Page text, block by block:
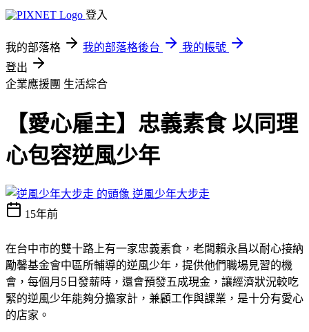
登入
我的部落格 我的部落格後台
我的帳號
登出
企業應援團 生活綜合
【愛心雇主】忠義素食 以同理
心包容逆風少年
逆風少年大步走
15年前
在台中市的雙十路上有一家忠義素食，老闆賴永昌以耐心接納
勵馨基金會中區所輔導的逆風少年，提供他們職場見習的機
會，每個月5日發薪時，還會預發五成現金，讓經濟狀況較吃
緊的逆風少年能夠分擔家計，兼顧工作與課業，是十分有愛心
的店家。